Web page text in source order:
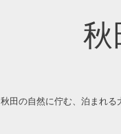
秋
秋田の自然に佇む、泊まれる